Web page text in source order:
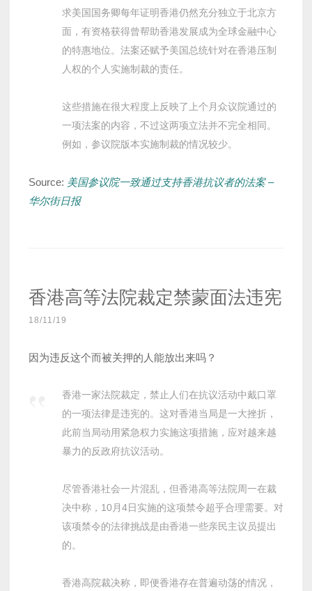
求美国国务卿每年证明香港仍然充分独立于北京方
面，有资格获得曾帮助香港发展成为全球金融中心
的特惠地位。法案还赋予美国总统针对在香港压制
人权的个人实施制裁的责任。
这些措施在很大程度上反映了上个月众议院通过的
一项法案的内容，不过这两项立法并不完全相同。
例如，参议院版本实施制裁的情况较少。
Source: 美国参议院一致通过支持香港抗议者的法案 –
华尔街日报
香港高等法院裁定禁蒙面法违宪
18/11/19
因为违反这个而被关押的人能放出来吗？
香港一家法院裁定，禁止人们在抗议活动中戴口罩
的一项法律是违宪的。这对香港当局是一大挫折，
此前当局动用紧急权力实施这项措施，应对越来越
暴力的反政府抗议活动。
尽管香港社会一片混乱，但香港高等法院周一在裁
决中称，10月4日实施的这项禁令超乎合理需要。对
该项禁令的法律挑战是由香港一些亲民主议员提出
的。
香港高院裁决称，即便香港存在普遍动荡的情况，